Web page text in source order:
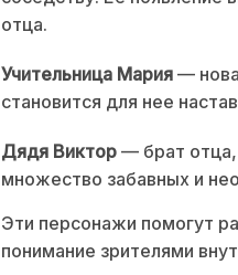
отца.
Учительница Мария —
становится для нее
Дядя Виктор — брат отца,
множество забавных и
Эти персонажи помогут
понимание зрителями